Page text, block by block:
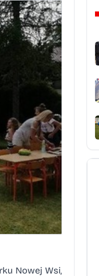
Nowej Wsi,